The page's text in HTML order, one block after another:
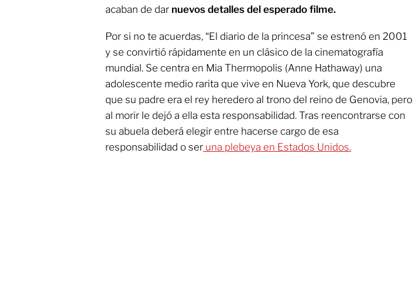
acaban de dar nuevos detalles del esperado filme.
Por si no te acuerdas, “El diario de la princesa” se estrenó en 2001
y se convirtió rápidamente en un clásico de la cinematografía
mundial. Se centra en Mia Thermopolis (Anne Hathaway) una
adolescente medio rarita que vive en Nueva York, que descubre
que su padre era el rey heredero al trono del reino de Genovia, pero
al morir le dejó a ella esta responsabilidad. Tras reencontrarse con
su abuela deberá elegir entre hacerse cargo de esa
responsabilidad o ser una plebeya en Estados Unidos.